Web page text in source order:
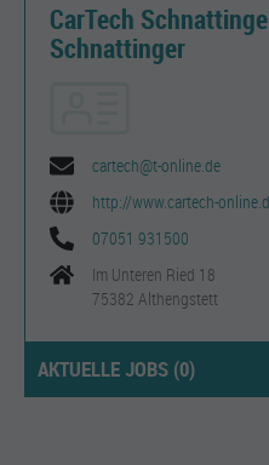
CarTech
Schnattinger
cartech@t-online.de
http://www.cartech-
07051 931500
Im Unteren Ried 18
75382 Althengstett
AKTUELLE JOBS (0)